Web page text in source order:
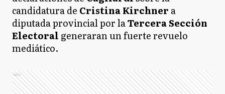
candidatura de Cristina Kirchner a
diputada provincial por laTercera Sección
Electoral generaran un fuerte revuelo
mediático.
Ads